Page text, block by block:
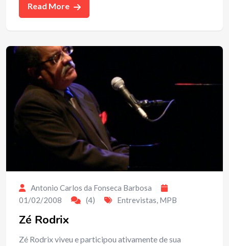
Read More
Antonio Carlos da Fonseca Barbosa
01/02/2008
(4) Entrevistas, MPB
Zé Rodrix
Zé Rodrix viveu e participou ativamente de sua